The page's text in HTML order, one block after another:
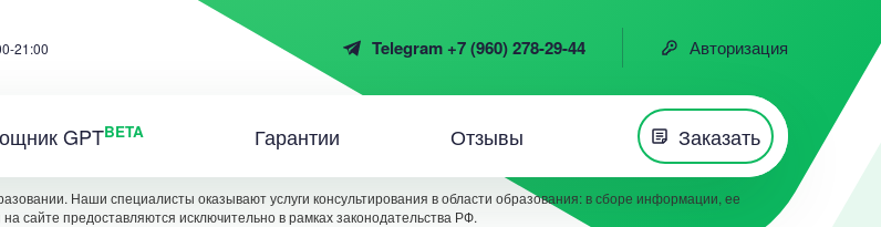
21:00 Telegram +7 (960) 278-29-44 Авторизация
GPTBETA Гарантии Отзывы Заказать
Наши специалисты оказывают услуги консультирования в области образования: в сборе информации, ее
сайте предоставляются исключительно в рамках законодательства РФ.